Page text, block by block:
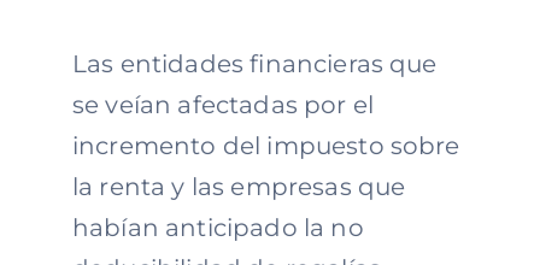
Las entidades financieras que
se veían afectadas por el
incremento del impuesto sobre
la renta y las empresas que
habían anticipado la no